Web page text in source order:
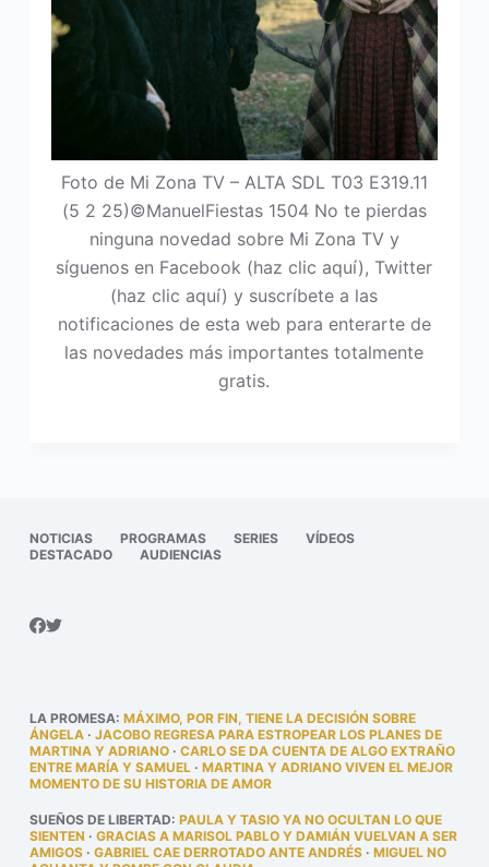
Foto de Mi Zona TV – ALTA SDL T03 E319.11
(5 2 25)©ManuelFiestas 1504 No te pierdas
ninguna novedad sobre Mi Zona TV y
síguenos en Facebook (haz clic aquí), Twitter
(haz clic aquí) y suscríbete a las
notificaciones de esta web para enterarte de
las novedades más importantes totalmente
gratis.
NOTICIAS PROGRAMAS SERIES
VÍDEOS
DESTACADO
AUDIENCIAS
LA PROMESA: MÁXIMO, POR FIN, TIENE LA DECISIÓN SOBRE
ÁNGELA· JACOBO REGRESA PARA ESTROPEAR LOS PLANES DE
MARTINA Y ADRIANO· CARLO SE DA CUENTA DE ALGO EXTRAÑO
ENTRE MARÍA Y SAMUEL· MARTINA Y ADRIANO VIVEN EL MEJOR
MOMENTO DE SU HISTORIA DE AMOR
SUEÑOS DE LIBERTAD: PAULA Y TASIO YA NO OCULTAN LO QUE
SIENTEN · GRACIAS A MARISOL PABLO Y DAMIÁN VUELVAN A SER
AMIGOS· GABRIEL CAE DERROTADO ANTE ANDRÉS· MIGUEL NO